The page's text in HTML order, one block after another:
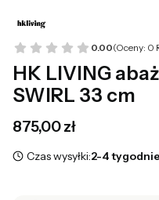
0.00(Oceny: 0
HK LIVING
SWIRL 33 cm
Cena
875,00 zł
Czas wysyłki:2-4 tygodnie